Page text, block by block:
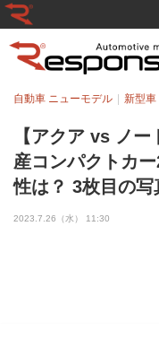
【アクア vs ノ
産コンパクトカ
性は？ 3枚目の写
自動車 ニューモデル 新型車
2023.7.26（水） 11:30